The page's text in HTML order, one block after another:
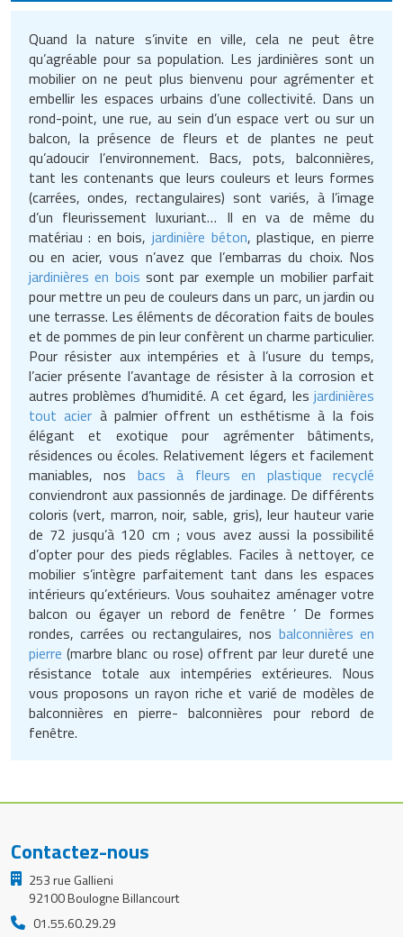
Quand la nature s’invite en ville, cela ne peut être
qu’agréable pour sa population. Les jardinières sont un
mobilier on ne peut plus bienvenu pour agrémenter et
embellir les espaces urbains d’une collectivité. Dans un
rond-point, une rue, au sein d’un espace vert ou sur un
balcon, la présence de fleurs et de plantes ne peut
qu’adoucir l’environnement. Bacs, pots, balconnières,
tant les contenants que leurs couleurs et leurs formes
(carrées, ondes, rectangulaires) sont variés, à l’image
d’un fleurissement luxuriant… Il en va de même du
matériau : en bois, jardinière béton, plastique, en pierre
ou en acier, vous n’avez que l’embarras du choix. Nos
jardinières en bois sont par exemple un mobilier parfait
pour mettre un peu de couleurs dans un parc, un jardin ou
une terrasse. Les éléments de décoration faits de boules
et de pommes de pin leur confèrent un charme particulier.
Pour résister aux intempéries et à l’usure du temps,
l’acier présente l’avantage de résister à la corrosion et
autres problèmes d’humidité. A cet égard, lesjardinières
tout acier à palmier offrent un esthétisme à la fois
élégant et exotique pour agrémenter bâtiments,
résidences ou écoles. Relativement légers et facilement
maniables, nos bacs à fleurs en plastique recyclé
conviendront aux passionnés de jardinage. De différents
coloris (vert, marron, noir, sable, gris), leur hauteur varie
de 72 jusqu’à 120 cm ; vous avez aussi la possibilité
d’opter pour des pieds réglables. Faciles à nettoyer, ce
mobilier s’intègre parfaitement tant dans les espaces
intérieurs qu’extérieurs. Vous souhaitez aménager votre
balcon ou égayer un rebord de fenêtre ’ De formes
rondes, carrées ou rectangulaires, nos balconnières en
pierre (marbre blanc ou rose) offrent par leur dureté une
résistance totale aux intempéries extérieures. Nous
vous proposons un rayon riche et varié de modèles de
balconnières en pierre- balconnières pour rebord de
fenêtre.
Contactez-nous
253 rue Gallieni
92100 Boulogne Billancourt
01.55.60.29.29